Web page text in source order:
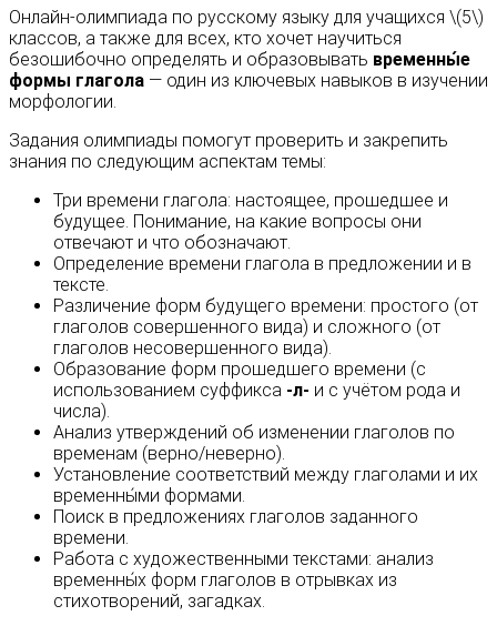
Онлайн-олимпиада по русскому языку для учащихся \(5\)
классов, а также для всех, кто хочет научиться
безошибочно определять и образовывать временны́е
формы глагола — один из ключевых навыков в изучении
морфологии.
Задания олимпиады помогут проверить и закрепить
знания по следующим аспектам темы:
Три времени глагола: настоящее, прошедшее и
будущее. Понимание, на какие вопросы они
отвечают и что обозначают.
Определение времени глагола в предложении и в
тексте.
Различение форм будущего времени: простого (от
глаголов совершенного вида) и сложного (от
глаголов несовершенного вида).
Образование форм прошедшего времени (с
использованием суффикса -л- и с учётом рода и
числа).
Анализ утверждений об изменении глаголов по
временам (верно/неверно).
Установление соответствий между глаголами и их
временны́ми формами.
Поиск в предложениях глаголов заданного
времени.
Работа с художественными текстами: анализ
временны́х форм глаголов в отрывках из
стихотворений, загадках.